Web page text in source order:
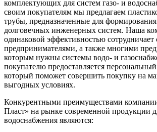
комплектующих для систем газо- и
своим покупателям мы предлагаем
трубы, предназначенные для
долговечных инженерных систем. Наша
одинаковой эффективностью сотрудничает
предпринимателями, а также многими
которым нужны системы водо- и
покупателю предоставляется
который поможет совершить покупку на
выгодных условиях.
Конкурентными преимуществами
Пласт» на рынке современной продукции
водоснабжения являются: